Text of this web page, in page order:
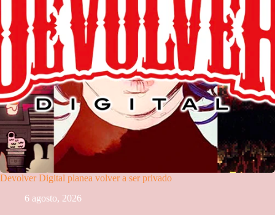
Devolver Digital planea volver a ser privado
6 agosto, 2026